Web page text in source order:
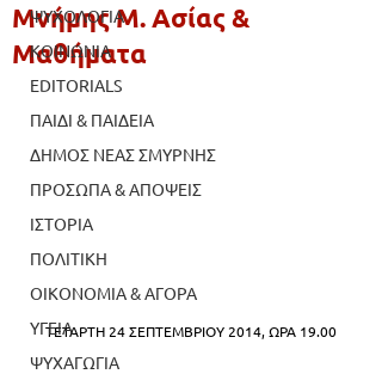
ΨΥΧΟΛΟΓΙΑ
ΚΟΙΝΩΝΙΑ
EDITORIALS
ΠΑΙΔΙ & ΠΑΙΔΕΙΑ
ΔΗΜΟΣ ΝΕΑΣ ΣΜΥΡΝΗΣ
ΠΡΟΣΩΠΑ & ΑΠΟΨΕΙΣ
ΙΣΤΟΡΙΑ
ΠΟΛΙΤΙΚΗ
ΟΙΚΟΝΟΜΙΑ & ΑΓΟΡΑ
ΥΓΕΙΑ
ΨΥΧΑΓΩΓΙΑ
Μνήμης Μ. Ασίας &
Μαθήματα
ΤΕΤΑΡΤΗ 24 ΣΕΠΤΕΜΒΡΙΟΥ 2014, ΩΡΑ 19.00